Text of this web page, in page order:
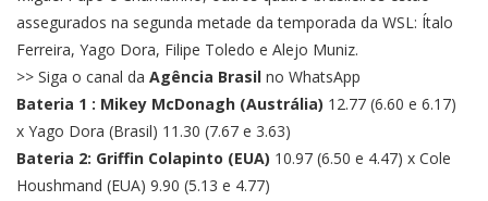
assegurados na segunda metade da temporada da WSL: Ítalo
Ferreira, Yago Dora, Filipe Toledo e Alejo Muniz.
>> Siga o canal da Agência Brasil no WhatsApp
Bateria 1 : Mikey McDonagh (Austrália) 12.77 (6.60 e 6.17)
x Yago Dora (Brasil) 11.30 (7.67 e 3.63)
Bateria 2: Griffin Colapinto (EUA) 10.97 (6.50 e 4.47) x Cole
Houshmand (EUA) 9.90 (5.13 e 4.77)